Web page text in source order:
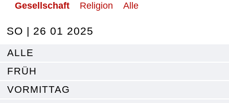
Gesellschaft
Religion Alle
SO | 26 01 2025
ALLE
FRÜH
VORMITTAG